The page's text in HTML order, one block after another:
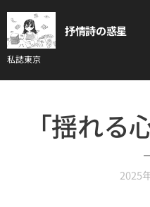
抒情詩の惑星
私誌東京
「揺れる
2025